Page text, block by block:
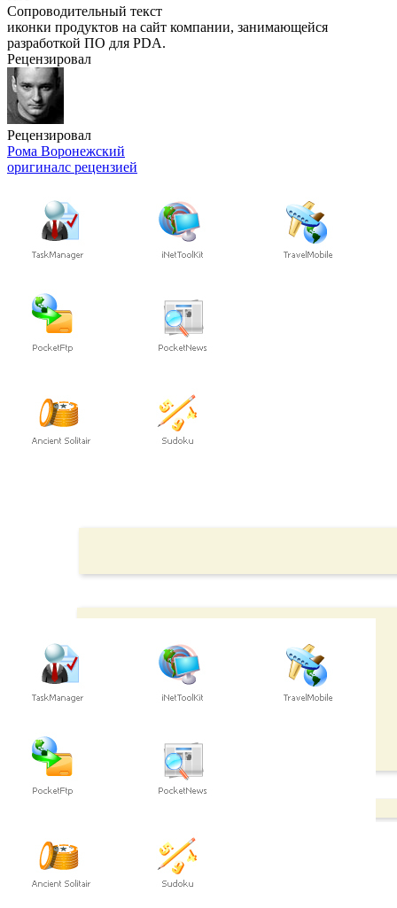
Сопроводительный текст
иконки продуктов на сайт компании, занимающейся
разработкой ПО для PDA.
Рецензировал
Рецензировал
Рома Воронежский
оригиналс рецензией